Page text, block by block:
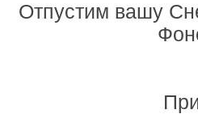
Отпустим вашу